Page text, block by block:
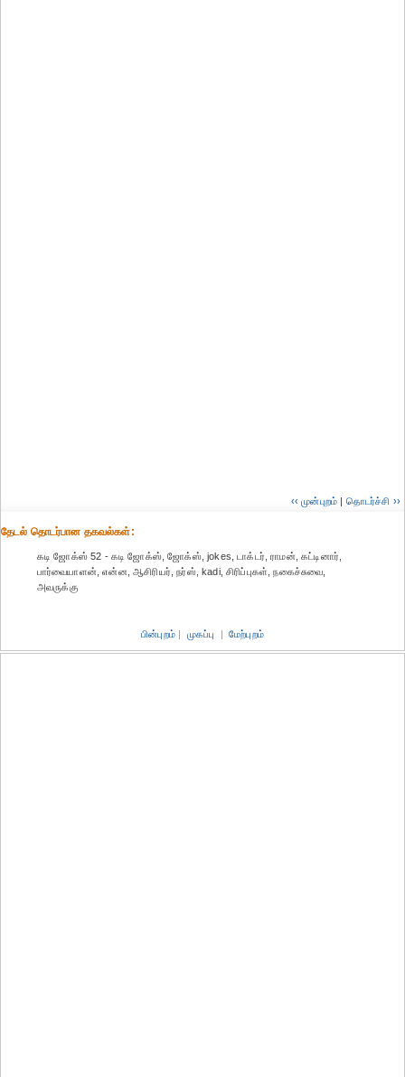
‹‹ முன்புறம் | தொடர்ச்சி ››
தேட‌ல் தொட‌ர்பான தகவ‌ல்க‌ள்:
கடி ஜோக்ஸ் 52 - கடி ஜோக்ஸ், ஜோக்ஸ், jokes, டாக்டர், ராமன், கட்டினார்,
பார்வையாளன், என்ன, ஆசிரியர், நர்ஸ், kadi, சிரிப்புகள், நகைச்சுவை,
அவருக்கு
பின்புறம் | முகப்பு | மேற்புறம்